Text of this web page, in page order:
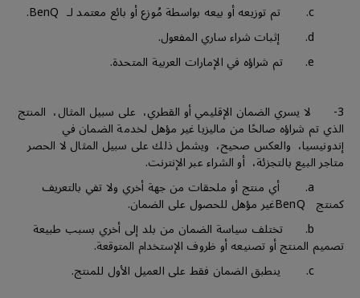
3- لا يسري الضمان الإقليمي أو القطري، على سبيل المثال، المنتج
الذي تم شراؤه صالحًا من ماليزيا غير مؤهل لخدمة الضمان في
إندونيسيا، والعكس صحيح، ويشمل ذلك على سبيل المثال لا الحصر
متاجر البيع بالتجزئة، أو الشراء عبر الإنترنت.
a. أي منتج أو ملحقات من جهة أخري ولا تفي بالتعريف
كمنتج BenQغير مؤهل للحصول على الضمان.
b. تختلف سياسة الضمان من بلد إلى أخري بسبب طبيعة
تصميم المنتج أو تصنيعه أو ظروف الإستخدام المتوقعة.